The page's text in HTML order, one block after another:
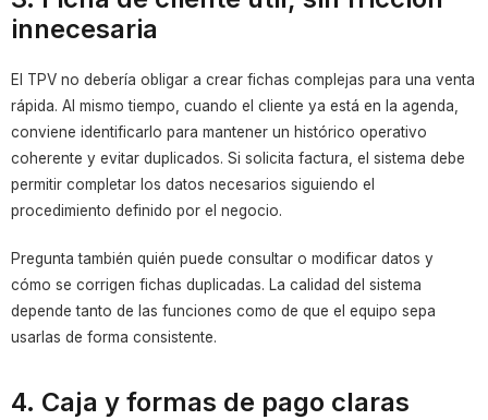
innecesaria
El TPV no debería obligar a crear fichas complejas para una venta
rápida. Al mismo tiempo, cuando el cliente ya está en la agenda,
conviene identificarlo para mantener un histórico operativo
coherente y evitar duplicados. Si solicita factura, el sistema debe
permitir completar los datos necesarios siguiendo el
procedimiento definido por el negocio.
Pregunta también quién puede consultar o modificar datos y
cómo se corrigen fichas duplicadas. La calidad del sistema
depende tanto de las funciones como de que el equipo sepa
usarlas de forma consistente.
4. Caja y formas de pago claras